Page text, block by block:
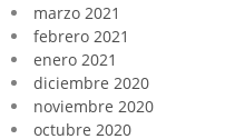
marzo 2021
febrero 2021
enero 2021
diciembre 2020
noviembre 2020
octubre 2020